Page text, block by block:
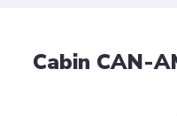
Cabin CAN-